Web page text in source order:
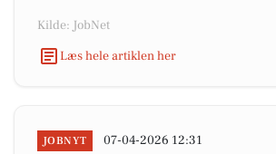
Kilde: JobNet
Læs hele artiklen her
JOBNYT 07-04-2026 12:31